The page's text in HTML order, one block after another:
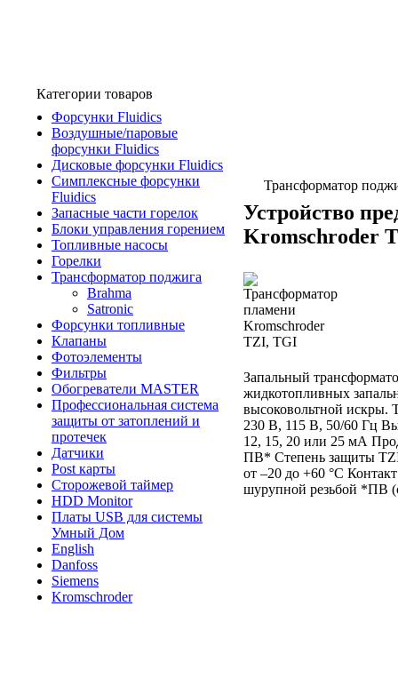
Категории товаров
Форсунки Fluidics
Воздушные/паровые
форсунки Fluidics
Дисковые форсунки Fluidics
Симплексные форсунки
Fluidics
Запасные части горелок
Блоки управления горением
Топливные насосы
Горелки
Трансформатор поджига
Brahma
Satronic
Форсунки топливные
Клапаны
Фотоэлементы
Фильтры
Обогреватели MASTER
Профессиональная система
защиты от затоплений и
протечек
Датчики
Post карты
Сторожевой таймер
HDD Monitor
Платы USB для системы
Умный Дом
English
Danfoss
Siemens
Kromschroder
Трансформатор
Устройство
Kromschroder
Запальный
жидкотопливных
высоковольтной искры.
230 В, 115 В, 50/60 Гц
12, 15, 20 или 25 мА
ПВ* Степень защиты
от –20 до +60 °C
шурупной резьбой *ПВ